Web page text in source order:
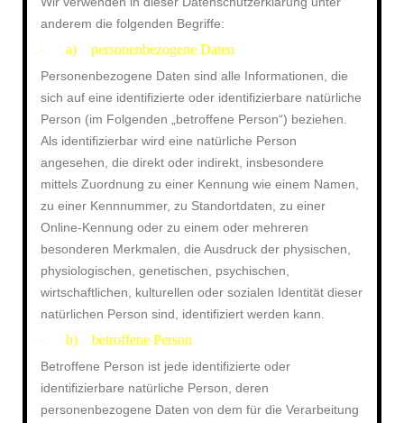
anderem die folgenden Begriffe:
· a) personenbezogene Daten
Personenbezogene Daten sind alle Informationen, die
sich auf eine identifizierte oder identifizierbare natürliche
Person (im Folgenden „betroffene Person“) beziehen.
Als identifizierbar wird eine natürliche Person
angesehen, die direkt oder indirekt, insbesondere
mittels Zuordnung zu einer Kennung wie einem Namen,
zu einer Kennnummer, zu Standortdaten, zu einer
Online-Kennung oder zu einem oder mehreren
besonderen Merkmalen, die Ausdruck der physischen,
physiologischen, genetischen, psychischen,
wirtschaftlichen, kulturellen oder sozialen Identität dieser
natürlichen Person sind, identifiziert werden kann.
· b) betroffene Person
Betroffene Person ist jede identifizierte oder
identifizierbare natürliche Person, deren
personenbezogene Daten von dem für die Verarbeitung